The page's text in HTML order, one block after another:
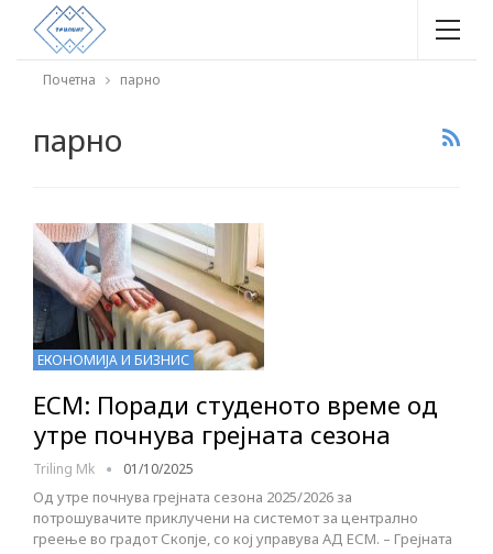
Почетна парно
парно
ЕКОНОМИЈА И БИЗНИС
ЕСМ: Поради студеното време од
утре почнува грејната сезона
Triling Mk 01/10/2025
Од утре почнува грејната сезона 2025/2026 за
потрошувачите приклучени на системот за централно
греење во градот Скопје, со кој управува АД ЕСМ. – Грејната